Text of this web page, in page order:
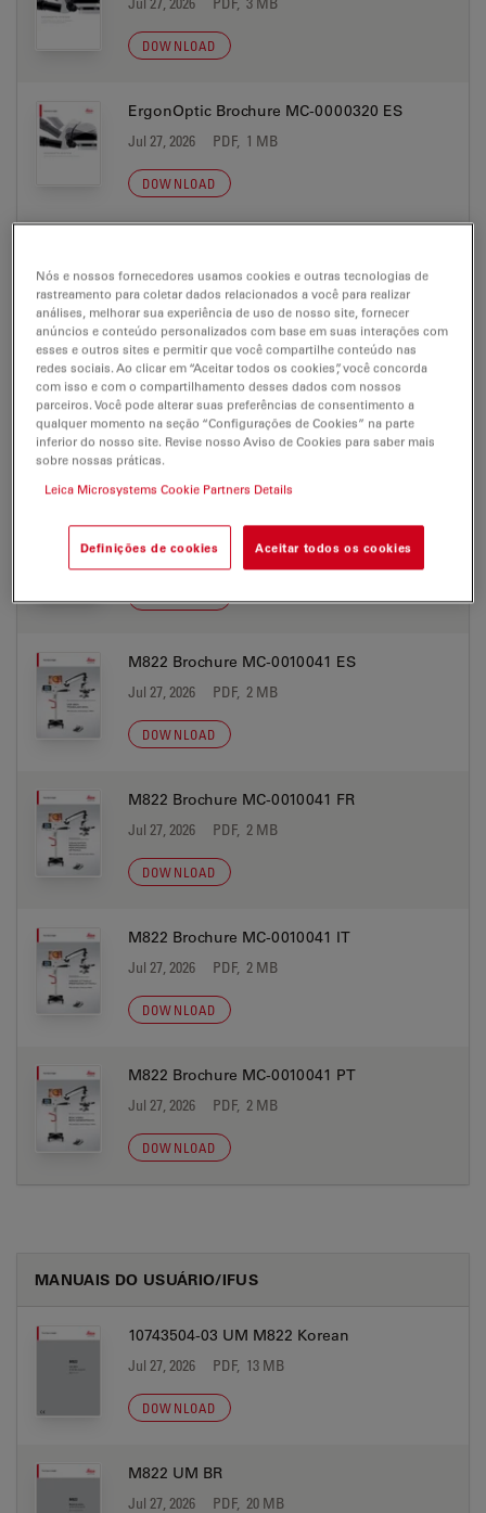
DOWNLOAD
ErgonOptic Brochure MC-0000320 ES
Jul 27, 2026 PDF, 1 MB
DOWNLOAD
Jul 27, 2026 PDF, 1 MB
DOWNLOAD
M822 Brochure MC-0010041 DE
Jul 27, 2026 PDF, 2 MB
DOWNLOAD
M822 Brochure MC-0010041 EN
Jul 27, 2026 PDF, 2 MB
M822 Brochure MC-0010041 ES
Jul 27, 2026 PDF, 2 MB
DOWNLOAD
M822 Brochure MC-0010041 FR
Jul 27, 2026 PDF, 2 MB
DOWNLOAD
M822 Brochure MC-0010041 IT
Jul 27, 2026 PDF, 2 MB
DOWNLOAD
M822 Brochure MC-0010041 PT
Jul 27, 2026 PDF, 2 MB
DOWNLOAD
MANUAIS DO USUÁRIO/IFUS
10743504-03 UM M822 Korean
Jul 27, 2026 PDF, 13 MB
DOWNLOAD
M822 UM BR
Jul 27, 2026 PDF, 20 MB
Nós e nossos fornecedores usamos cookies e outras tecnologias de
rastreamento para coletar dados relacionados a você para realizar
análises, melhorar sua experiência de uso de nosso site, fornecer
anúncios e conteúdo personalizados com base em suas interações com
esses e outros sites e permitir que você compartilhe conteúdo nas
redes sociais. Ao clicar em “Aceitar todos os cookies”, você concorda
com isso e com o compartilhamento desses dados com nossos
parceiros. Você pode alterar suas preferências de consentimento a
qualquer momento na seção “Configurações de Cookies” na parte
inferior do nosso site. Revise nosso Aviso de Cookies para saber mais
sobre nossas práticas.
Leica Microsystems Cookie Partners Details
Definições de cookies Aceitar todos os cookies